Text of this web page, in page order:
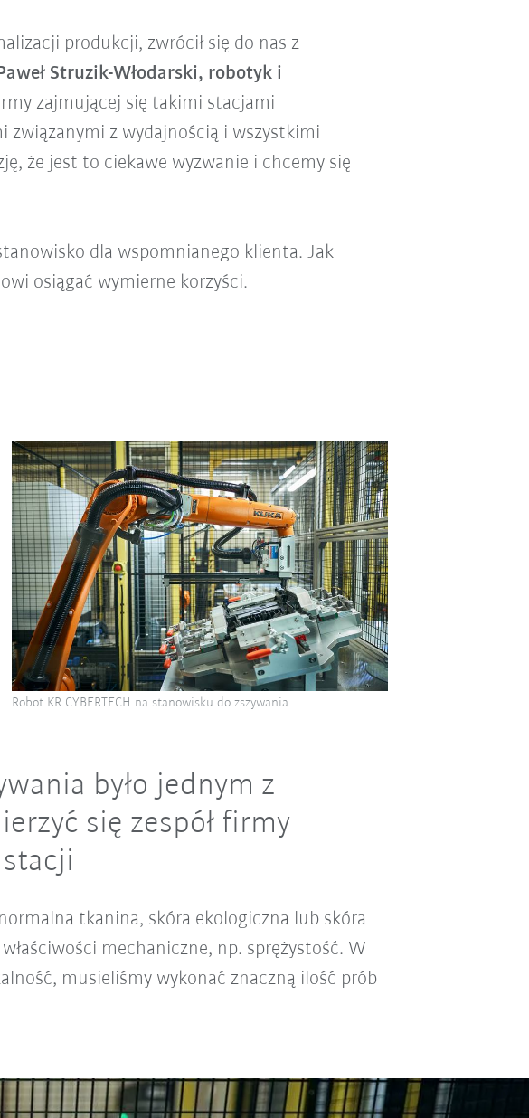
produkcji, zwrócił się do nas z
Struzik-Włodarski, robotyk i
zajmującej się takimi stacjami
związanymi z wydajnością i wszystkimi
że jest to ciekawe wyzwanie i chcemy się
dla wspomnianego klienta. Jak
osiągać wymierne korzyści.
Robot KR CYBERTECH na stanowisku do zszywania
było jednym z
się zespół firmy
tkanina, skóra ekologiczna lub skóra
mechaniczne, np. sprężystość. W
musieliśmy wykonać znaczną ilość prób